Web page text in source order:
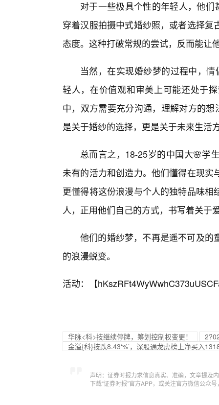
对于一些极具个性的年轻人，他们
穿着汉服拍摄中式婚纱照，或者选择
态度。这种打破常规的尝试，反而能让
当然，在实现婚纱梦的过程中，
轻人，在价值观和审美上可能还处于
中，双方需要充分沟通，理解对方的
是关于婚纱的选择，更是关于未来生活
总而言之，18-25岁的中国大🌸学
未有的活力和创造力。他们懂得在现
更懂得将这份浪漫与个人的独特品味
人，正用他们自己的方式，书写着关于
他们的婚纱梦，不再是遥不可及的
的浪漫蜕变。
活动：【
华脉<科>技继续停牌，筹划控制权变更！
金溢{科}技跌8.43‘%’，深股通龙虎榜上净买入
声明：证券时报力求信息真实、准确，文章提及
下载“证券时报”官方APP，或关注官方微信公众